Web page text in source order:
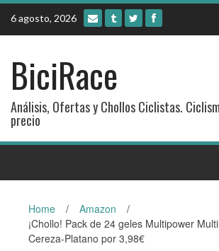
Skip
content
6 agosto, 2026
BiciRace
Análisis, Ofertas y Chollos Ciclistas.
precio
Home / Amazon
/
¡Chollo! Pack de 24 geles Multipower
Cereza-Platano por 3,98€